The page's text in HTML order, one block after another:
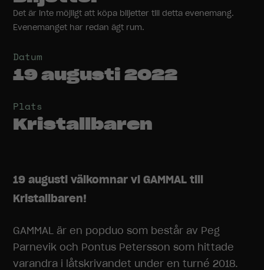
Det är inte möjligt att köpa biljetter till detta evenemang.
Evenemanget har redan ägt rum.
Datum
19 augusti 2022
Plats
Kristallbaren
19 augusti välkomnar vi GAMMAL till
Kristallbaren!
GAMMAL är en popduo som består av Peg
Parnevik och Pontus Petersson som hittade
varandra i låtskrivandet under en turné 2018.